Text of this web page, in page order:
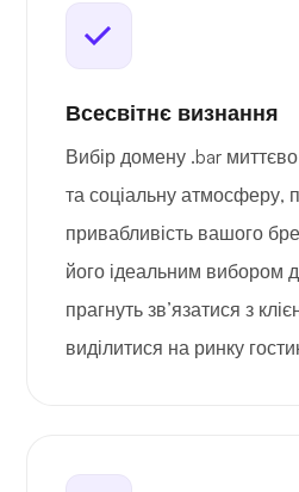
Всесвітнє визнання
Вибір домену .bar
та соціальну атмосферу,
привабливість вашого
його ідеальним вибором
прагнуть зв’язатися з
виділитися на ринку